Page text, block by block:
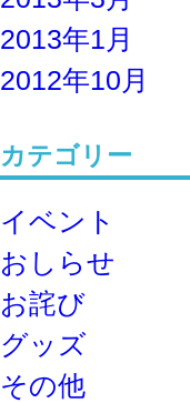
2013年1月
2012年10月
カテゴリー
イベント
おしらせ
お詫び
グッズ
その他